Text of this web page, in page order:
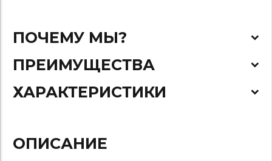
ПОЧЕМУ МЫ?
ПРЕИМУЩЕСТВА
ХАРАКТЕРИСТИКИ
ОПИСАНИЕ